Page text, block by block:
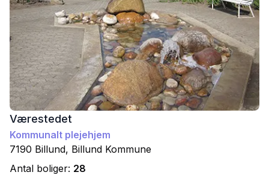
Værestedet
Kommunalt plejehjem
7190 Billund, Billund Kommune
Antal boliger: 28